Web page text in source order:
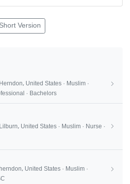
Short Version
United States · Muslim ·
· Bachelors
United States · Muslim · Nurse ·
United States · Muslim ·